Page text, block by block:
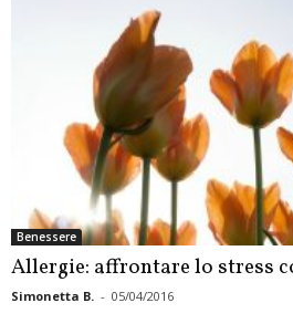
Benessere
Allergie: affrontare lo stress
Simonetta B. - 05/04/2016